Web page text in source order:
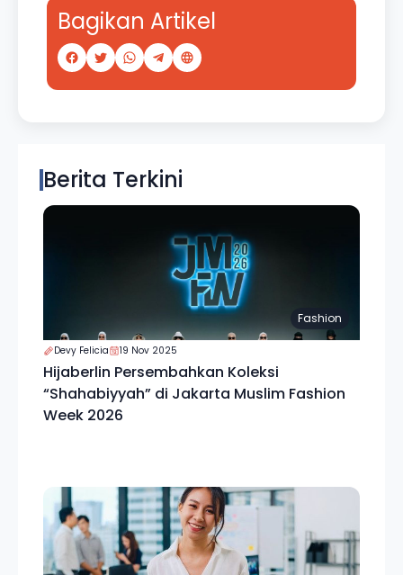
Bagikan Artikel
Berita Terkini
Fashion
Devy Felicia 19 Nov 2025
Hijaberlin Persembahkan Koleksi
“Shahabiyyah” di Jakarta Muslim Fashion
Week 2026